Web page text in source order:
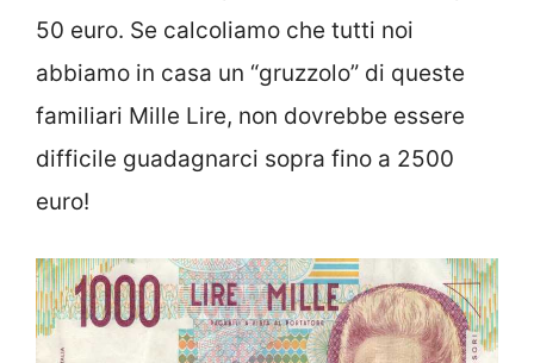
50 euro. Se calcoliamo che tutti noi
abbiamo in casa un “gruzzolo” di queste
familiari Mille Lire, non dovrebbe essere
difficile guadagnarci sopra fino a 2500
euro!